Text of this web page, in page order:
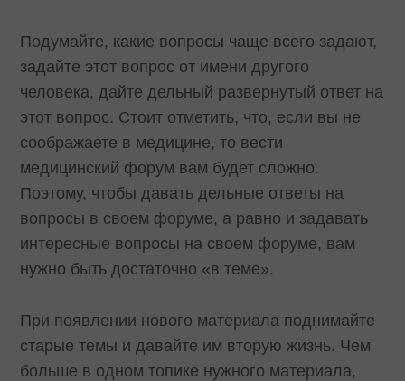
Подумайте, какие вопросы чаще всего задают,
задайте этот вопрос от имени другого
человека, дайте дельный развернутый ответ на
этот вопрос. Стоит отметить, что, если вы не
соображаете в медицине, то вести
медицинский форум вам будет сложно.
Поэтому, чтобы давать дельные ответы на
вопросы в своем форуме, а равно и задавать
интересные вопросы на своем форуме, вам
нужно быть достаточно «в теме».
При появлении нового материала поднимайте
старые темы и давайте им вторую жизнь. Чем
больше в одном топике нужного материала,